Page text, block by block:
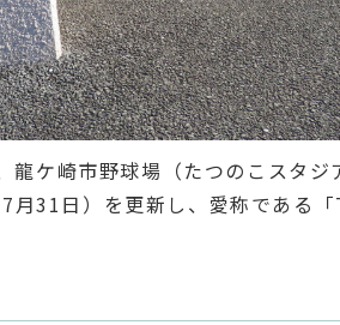
龍ケ崎市野球場（たつのこスタ
31日）を更新し、愛称である「